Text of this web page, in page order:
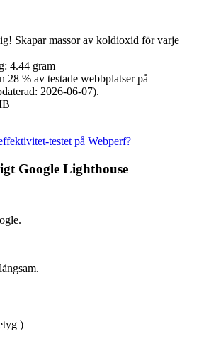
Skapar massor av koldioxid för varje
4.44 gram
28 % av testade webbplatser på
2026-06-07).
testet på Webperf?
Google Lighthouse
)